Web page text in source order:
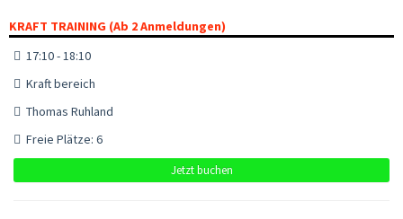
KRAFT TRAINING (Ab 2 Anmeldungen)
17:10 - 18:10
Kraft bereich
Thomas Ruhland
Freie Plätze: 6
Jetzt buchen